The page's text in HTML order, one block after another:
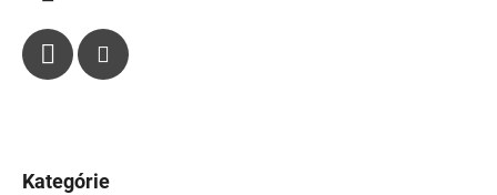
Kategórie